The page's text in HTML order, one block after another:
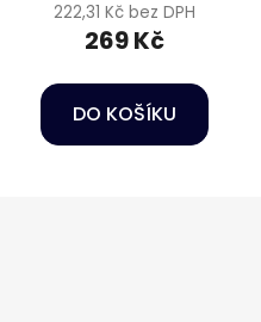
222,31 Kč bez DPH
269 Kč
DO KOŠÍKU